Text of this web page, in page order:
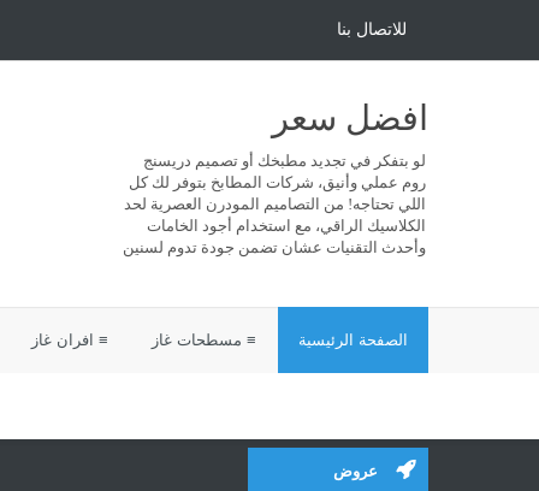
للاتصال بنا
افضل سعر
لو بتفكر في تجديد مطبخك أو تصميم دريسنج
روم عملي وأنيق، شركات المطابخ بتوفر لك كل
اللي تحتاجه! من التصاميم المودرن العصرية لحد
الكلاسيك الراقي، مع استخدام أجود الخامات
وأحدث التقنيات عشان تضمن جودة تدوم لسنين
الصفحة الرئيسية ≡ مسطحات غاز ≡ افران غاز
عروض